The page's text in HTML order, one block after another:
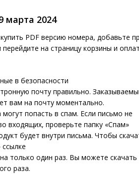
марта 2024
PDF версию номера, добавьте
перейдите на страницу корзины и
в безопасности
почту правильно.
вам на почту моментально.
попасть в спам. Если письмо не
входящих, проверьте папку «Спам»
будет внутри письма. Чтобы
только один раз. Вы можете
раза.